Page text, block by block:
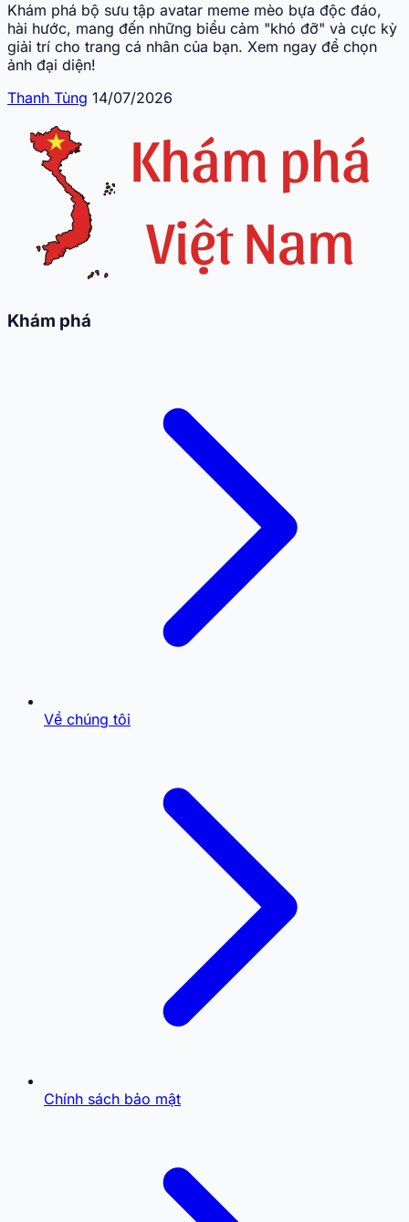
Khám phá bộ sưu tập avatar meme mèo bựa độc đáo,
hài hước, mang đến những biểu cảm "khó đỡ" và cực kỳ
giải trí cho trang cá nhân của bạn. Xem ngay để chọn
ảnh đại diện!
Thanh Tùng 14/07/2026
Khám phá
Về chúng tôi
Chính sách bảo mật